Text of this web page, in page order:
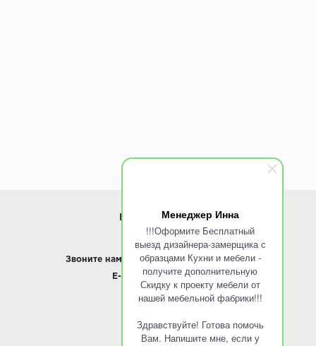
Менеджер Инна
!!!Оформите Бесплатный
выезд дизайнера-замерщика с
образцами Кухни и мебели -
получите дополнительную
Скидку к проекту мебели от
нашей мебельной фабрики!!!
Здравствуйте! Готова помочь
Вам. Напишите мне, если у
ИНФОРМАЦИЯ
www.ROINST.ru
Звоните нам: 8 495 797-10-50 / Whatsapp
E-mail: info@roinst.ru
О КОМПАНИИ
О компании